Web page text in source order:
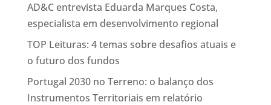
AD&C entrevista Eduarda Marques Costa,
especialista em desenvolvimento regional
TOP Leituras: 4 temas sobre desafios atuais e
o futuro dos fundos
Portugal 2030 no Terreno: o balanço dos
Instrumentos Territoriais em relatório